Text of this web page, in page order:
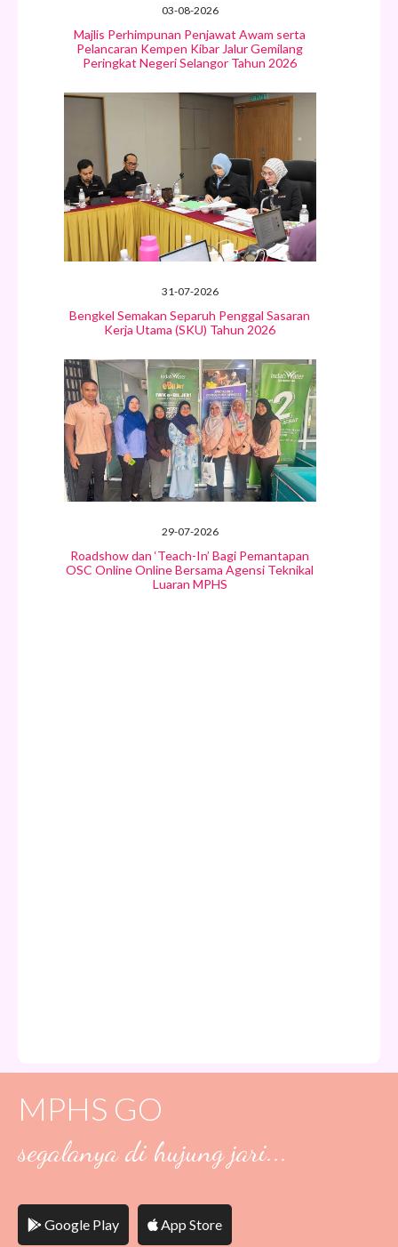
03-08-2026
Majlis Perhimpunan Penjawat Awam serta
Pelancaran Kempen Kibar Jalur Gemilang
Peringkat Negeri Selangor Tahun 2026
31-07-2026
Bengkel Semakan Separuh Penggal Sasaran
Kerja Utama (SKU) Tahun 2026
29-07-2026
Roadshow dan ‘Teach-In’ Bagi Pemantapan
OSC Online Online Bersama Agensi Teknikal
Luaran MPHS
MPHS GO
segalanya di hujung jari...
Google Play App Store